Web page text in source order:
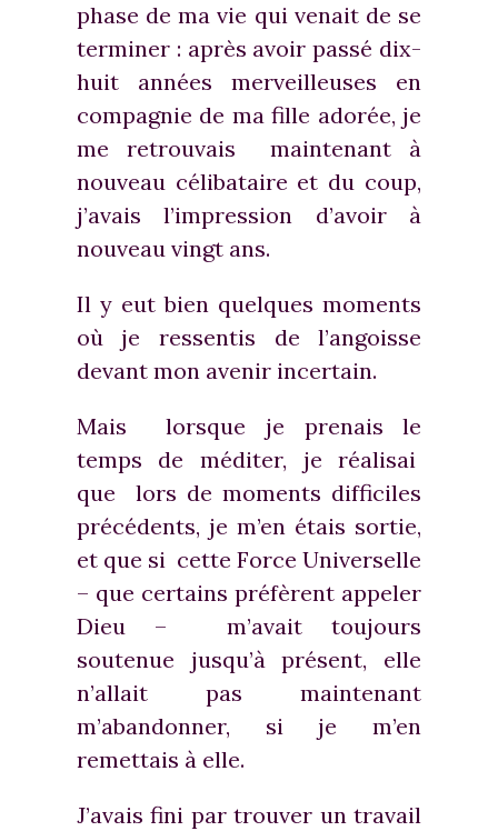
phase de ma vie qui venait de se
terminer : après avoir passé dix-
huit années merveilleuses en
compagnie de ma fille adorée, je
me retrouvais maintenant à
nouveau célibataire et du coup,
j’avais l’impression d’avoir à
nouveau vingt ans.
Il y eut bien quelques moments
où je ressentis de l’angoisse
devant mon avenir incertain.
Mais lorsque je prenais le
temps de méditer, je réalisai
que lors de moments difficiles
précédents, je m’en étais sortie,
et que si cette Force Universelle
– que certains préfèrent appeler
Dieu – m’avait toujours
soutenue jusqu’à présent, elle
n’allait pas maintenant
m’abandonner, si je m’en
remettais à elle.
J’avais fini par trouver un travail